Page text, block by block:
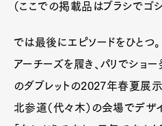
（ここでの掲載品はブラシでゴ
では最後にエピソードをひとつ。
アーチーズを履き、パリでショ
のダブレットの2027年春夏展示
北参道（代々木）の会場でデザ